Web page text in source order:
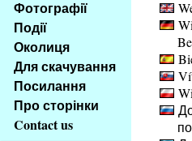
Klávesové
zkratky
tomto
webu
základní
Hlavní
Фотографії
Події
Околиця
Для скачування
Посилання
Про сторінки
Contact us